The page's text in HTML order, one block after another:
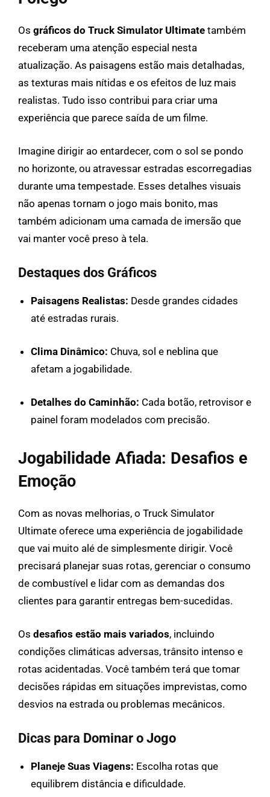
Os gráficos do Truck Simulator Ultimate também
receberam uma atenção especial nesta
atualização. As paisagens estão mais detalhadas,
as texturas mais nítidas e os efeitos de luz mais
realistas. Tudo isso contribui para criar uma
experiência que parece saída de um filme.
Imagine dirigir ao entardecer, com o sol se pondo
no horizonte, ou atravessar estradas escorregadias
durante uma tempestade. Esses detalhes visuais
não apenas tornam o jogo mais bonito, mas
também adicionam uma camada de imersão que
vai manter você preso à tela.
Destaques dos Gráficos
Paisagens Realistas: Desde grandes cidades
até estradas rurais.
Clima Dinâmico: Chuva, sol e neblina que
afetam a jogabilidade.
Detalhes do Caminhão: Cada botão, retrovisor e
painel foram modelados com precisão.
Jogabilidade Afiada: Desafios e
Emoção
Com as novas melhorias, o Truck Simulator
Ultimate oferece uma experiência de jogabilidade
que vai muito alé de simplesmente dirigir. Você
precisará planejar suas rotas, gerenciar o consumo
de combustível e lidar com as demandas dos
clientes para garantir entregas bem-sucedidas.
Os desafios estão mais variados, incluindo
condições climáticas adversas, trânsito intenso e
rotas acidentadas. Você também terá que tomar
decisões rápidas em situações imprevistas, como
desvios na estrada ou problemas mecânicos.
Dicas para Dominar o Jogo
Planeje Suas Viagens: Escolha rotas que
equilibrem distância e dificuldade.